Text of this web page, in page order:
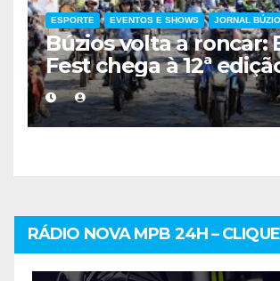
ESPORTE EVENTOS E SHOWS JORNAL
Búzios volta a roncar:
Fest chega à 12ª
movimenta a Região
Lagos
RÁDIO NOVA MPB 24H –